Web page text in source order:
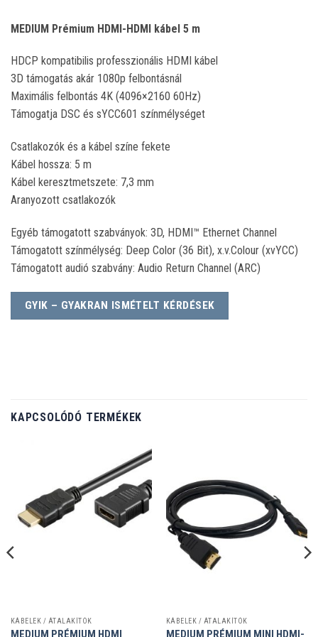
MEDIUM Prémium HDMI-HDMI kábel 5 m
HDCP kompatibilis professzionális HDMI kábel
3D támogatás akár 1080p felbontásnál
Maximális felbontás 4K (4096×2160 60Hz)
Támogatja DSC és sYCC601 színmélységet
Csatlakozók és a kábel színe fekete
Kábel hossza: 5 m
Kábel keresztmetszete: 7,3 mm
Aranyozott csatlakozók
Egyéb támogatott szabványok: 3D, HDMI™ Ethernet Channel
Támogatott színmélység: Deep Color (36 Bit), x.v.Colour (xvYCC)
Támogatott audió szabvány: Audio Return Channel (ARC)
GYIK – GYAKRAN ISMÉTELT KÉRDÉSEK
KAPCSOLÓDÓ TERMÉKEK
KÁBELEK / ÁTALAKÍTÓK KÁBELEK / ÁTALAKÍTÓK